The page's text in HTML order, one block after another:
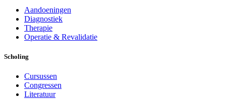
Aandoeningen
Diagnostiek
Therapie
Operatie & Revalidatie
Scholing
Cursussen
Congressen
Literatuur